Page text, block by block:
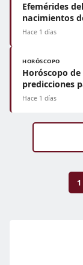
Efemérides
nacimientos
Hace 1 días
HORÓSCOPO
Horóscopo
predicciones
Hace 1 días
1